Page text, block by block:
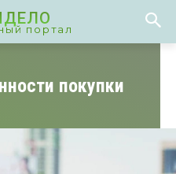
портал
покупки